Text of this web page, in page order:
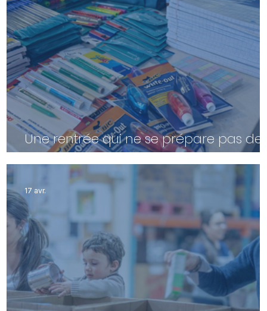
Une rentrée qui ne se prépare pas de
17 avr.